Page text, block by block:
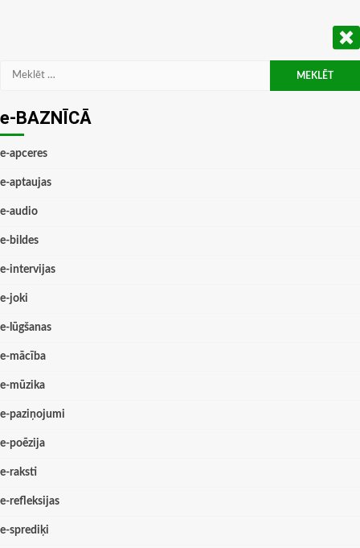
Meklēt:
e-BAZNĪCĀ
e-apceres
e-aptaujas
e-audio
e-bildes
e-intervijas
e-joki
e-lūgšanas
e-mācība
e-mūzika
e-paziņojumi
e-poēzija
e-raksti
e-refleksijas
e-sprediķi